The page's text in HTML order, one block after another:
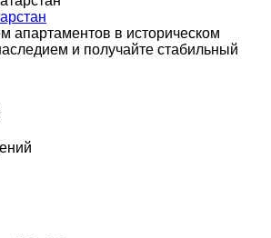
апартаментов в историческом
и получайте стабильный